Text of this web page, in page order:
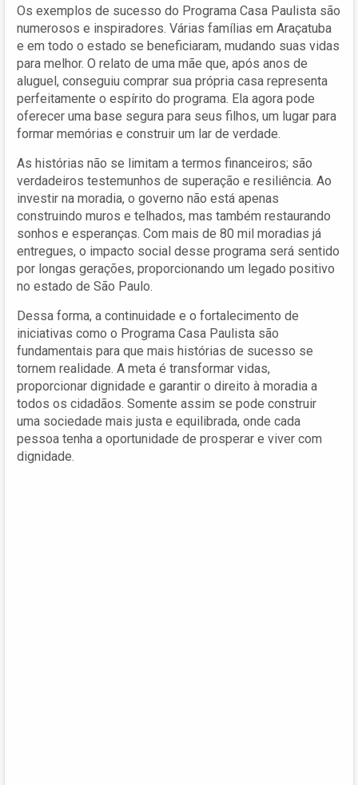
Os exemplos de sucesso do Programa Casa Paulista são
numerosos e inspiradores. Várias famílias em Araçatuba
e em todo o estado se beneficiaram, mudando suas vidas
para melhor. O relato de uma mãe que, após anos de
aluguel, conseguiu comprar sua própria casa representa
perfeitamente o espírito do programa. Ela agora pode
oferecer uma base segura para seus filhos, um lugar para
formar memórias e construir um lar de verdade.
As histórias não se limitam a termos financeiros; são
verdadeiros testemunhos de superação e resiliência. Ao
investir na moradia, o governo não está apenas
construindo muros e telhados, mas também restaurando
sonhos e esperanças. Com mais de 80 mil moradias já
entregues, o impacto social desse programa será sentido
por longas gerações, proporcionando um legado positivo
no estado de São Paulo.
Dessa forma, a continuidade e o fortalecimento de
iniciativas como o Programa Casa Paulista são
fundamentais para que mais histórias de sucesso se
tornem realidade. A meta é transformar vidas,
proporcionar dignidade e garantir o direito à moradia a
todos os cidadãos. Somente assim se pode construir
uma sociedade mais justa e equilibrada, onde cada
pessoa tenha a oportunidade de prosperar e viver com
dignidade.